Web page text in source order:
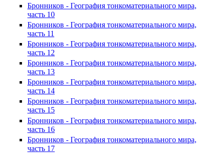
Бронников - География тонкоматериального мира,
часть 10
Бронников - География тонкоматериального мира,
часть 11
Бронников - География тонкоматериального мира,
часть 12
Бронников - География тонкоматериального мира,
часть 13
Бронников - География тонкоматериального мира,
часть 14
Бронников - География тонкоматериального мира,
часть 15
Бронников - География тонкоматериального мира,
часть 16
Бронников - География тонкоматериального мира,
часть 17